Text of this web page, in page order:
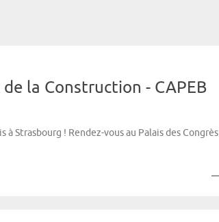
de la Construction - CAPEB
Strasbourg ! Rendez-vous au Palais des Congrès